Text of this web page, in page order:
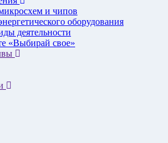
и чипов
оборудования
деятельности
«Выбирай свое»